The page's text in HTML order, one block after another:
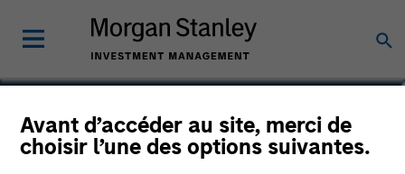
Avant d’accéder au site, merci de
choisir l’une des options suivantes.
Akhil Madan
Vice President